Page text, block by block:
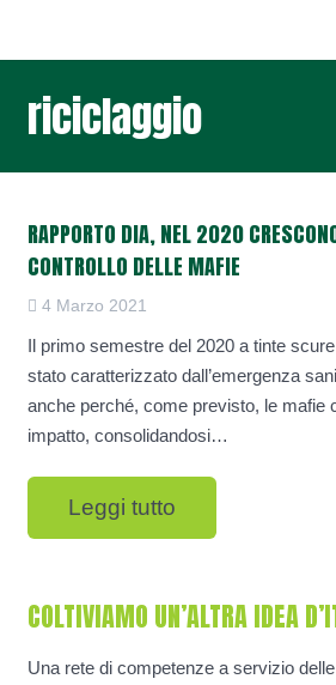
riciclaggio
RAPPORTO DIA, NEL 2020
CONTROLLO DELLE MAFIE
4 Marzo 2021
Il primo semestre del 2020 a tinte
stato caratterizzato dall’emergenza
anche perché, come previsto, le mafie
impatto, consolidandosi…
Leggi tutto
COLTIVIAMO UN’ALTRA IDEA
Una rete di competenze a servizio